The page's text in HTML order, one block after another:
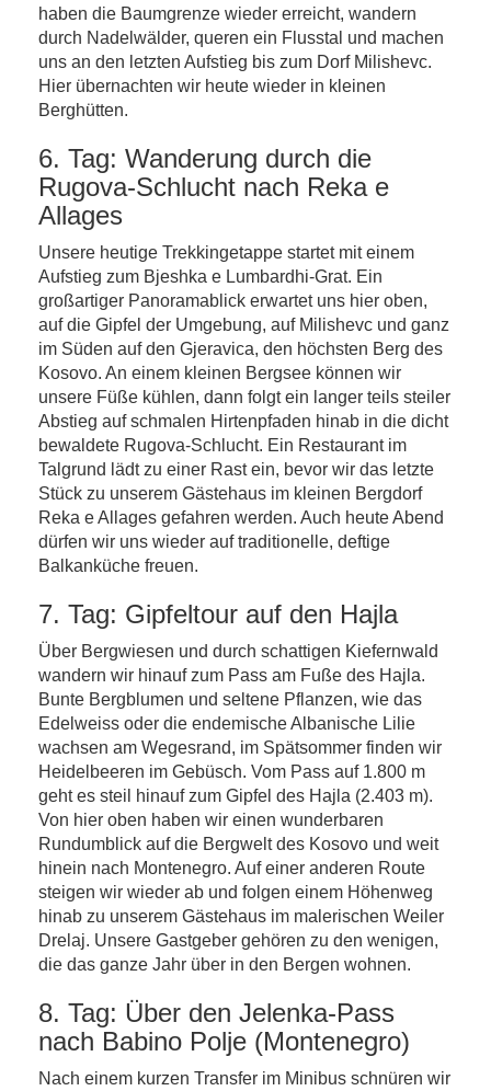
haben die Baumgrenze wieder erreicht, wandern
durch Nadelwälder, queren ein Flusstal und machen
uns an den letzten Aufstieg bis zum Dorf Milishevc.
Hier übernachten wir heute wieder in kleinen
Berghütten.
6. Tag: Wanderung durch die
Rugova-Schlucht nach Reka e
Allages
Unsere heutige Trekkingetappe startet mit einem
Aufstieg zum Bjeshka e Lumbardhi-Grat. Ein
großartiger Panoramablick erwartet uns hier oben,
auf die Gipfel der Umgebung, auf Milishevc und ganz
im Süden auf den Gjeravica, den höchsten Berg des
Kosovo. An einem kleinen Bergsee können wir
unsere Füße kühlen, dann folgt ein langer teils steiler
Abstieg auf schmalen Hirtenpfaden hinab in die dicht
bewaldete Rugova-Schlucht. Ein Restaurant im
Talgrund lädt zu einer Rast ein, bevor wir das letzte
Stück zu unserem Gästehaus im kleinen Bergdorf
Reka e Allages gefahren werden. Auch heute Abend
dürfen wir uns wieder auf traditionelle, deftige
Balkanküche freuen.
7. Tag: Gipfeltour auf den Hajla
Über Bergwiesen und durch schattigen Kiefernwald
wandern wir hinauf zum Pass am Fuße des Hajla.
Bunte Bergblumen und seltene Pflanzen, wie das
Edelweiss oder die endemische Albanische Lilie
wachsen am Wegesrand, im Spätsommer finden wir
Heidelbeeren im Gebüsch. Vom Pass auf 1.800 m
geht es steil hinauf zum Gipfel des Hajla (2.403 m).
Von hier oben haben wir einen wunderbaren
Rundumblick auf die Bergwelt des Kosovo und weit
hinein nach Montenegro. Auf einer anderen Route
steigen wir wieder ab und folgen einem Höhenweg
hinab zu unserem Gästehaus im malerischen Weiler
Drelaj. Unsere Gastgeber gehören zu den wenigen,
die das ganze Jahr über in den Bergen wohnen.
8. Tag: Über den Jelenka-Pass
nach Babino Polje (Montenegro)
Nach einem kurzen Transfer im Minibus schnüren wir